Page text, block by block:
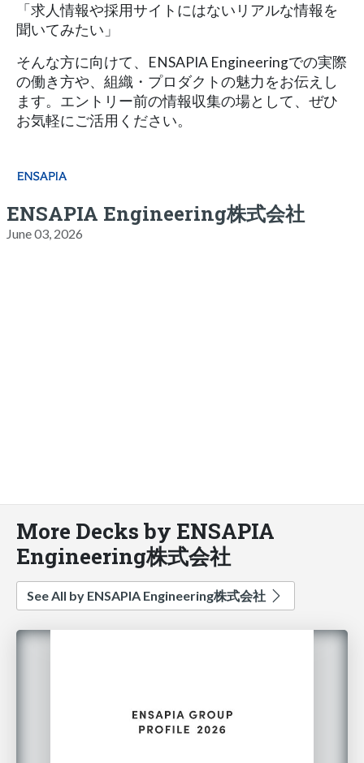
「求人情報や採用サイトにはないリアルな情報を
聞いてみたい」
そんな方に向けて、ENSAPIA Engineeringでの実際
の働き方や、組織・プロダクトの魅力をお伝えし
ます。エントリー前の情報収集の場として、ぜひ
お気軽にご活用ください。
ENSAPIA Engineering株式会社
June 03, 2026
More Decks by ENSAPIA
Engineering株式会社
See All by ENSAPIA Engineering株式会社